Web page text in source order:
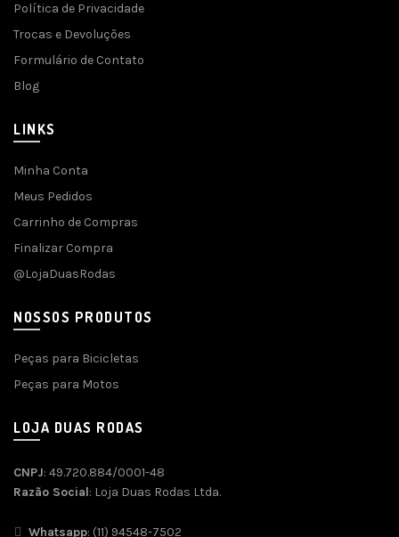
Política de Privacidade
Trocas e Devoluções
Formulário de Contato
Blog
LINKS
Minha Conta
Meus Pedidos
Carrinho de Compras
Finalizar Compra
@LojaDuasRodas
NOSSOS PRODUTOS
Peças para Bicicletas
Peças para Motos
LOJA DUAS RODAS
CNPJ: 49.720.884/0001-48
Razão Social: Loja Duas Rodas Ltda.
Whatsapp: (11) 94548-7502